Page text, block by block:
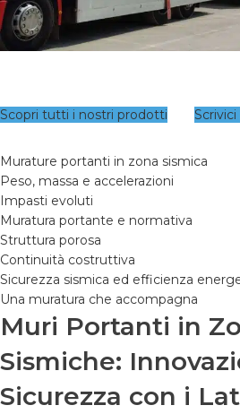
Scopri tutti i nostri prodotti
Murature portanti in zona sismica
Peso, massa e accelerazioni
Impasti evoluti
Muratura portante e normativa
Struttura porosa
Continuità costruttiva
Sicurezza sismica ed efficienza
Una muratura che accompagna
Muri Portanti in
Sismiche:
Sicurezza con i